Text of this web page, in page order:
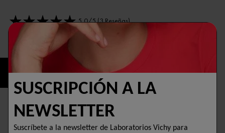
5,0/5 (3 Reseñas)
Selected size 50 ml
COMPRAR AHORA
ENCUENTRA UNA
FARMACIA
SUSCRIPCIÓN A LA
NEWSLETTER
Suscríbete a la newsletter de Laboratorios Vichy para